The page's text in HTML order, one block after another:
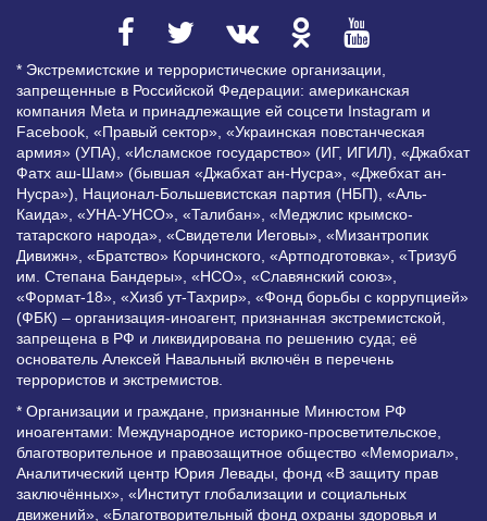
* Экстремистские и террористические организации,
запрещенные в Российской Федерации: американская
компания Meta и принадлежащие ей соцсети Instagram и
Facebook, «Правый сектор», «Украинская повстанческая
армия» (УПА), «Исламское государство» (ИГ, ИГИЛ), «Джабхат
Фатх аш-Шам» (бывшая «Джабхат ан-Нусра», «Джебхат ан-
Нусра»), Национал-Большевистская партия (НБП), «Аль-
Каида», «УНА-УНСО», «Талибан», «Меджлис крымско-
татарского народа», «Свидетели Иеговы», «Мизантропик
Дивижн», «Братство» Корчинского, «Артподготовка», «Тризуб
им. Степана Бандеры», «НСО», «Славянский союз»,
«Формат-18», «Хизб ут-Тахрир», «Фонд борьбы с коррупцией»
(ФБК) – организация-иноагент, признанная экстремистской,
запрещена в РФ и ликвидирована по решению суда; её
основатель Алексей Навальный включён в перечень
террористов и экстремистов.
* Организации и граждане, признанные Минюстом РФ
иноагентами: Международное историко-просветительское,
благотворительное и правозащитное общество «Мемориал»,
Аналитический центр Юрия Левады, фонд «В защиту прав
заключённых», «Институт глобализации и социальных
движений», «Благотворительный фонд охраны здоровья и